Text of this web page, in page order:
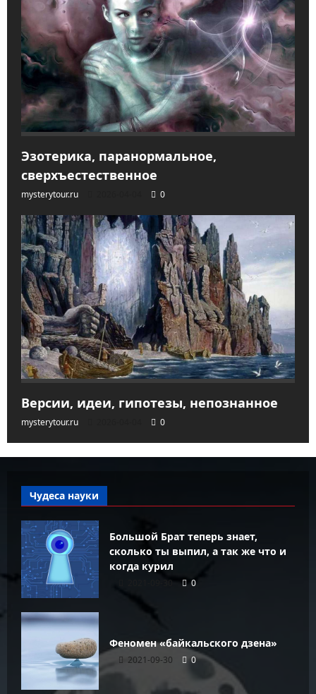
Эзотерика, паранормальное,
сверхъестественное
mysterytour.ru 0
Версии, идеи, гипотезы, непознанное
mysterytour.ru 0
Чудеса науки
Большой Брат теперь знает,
сколько ты выпил, а так же что и
когда курил
2021-09-30 0
Феномен «байкальского дзена»
2021-09-30 0